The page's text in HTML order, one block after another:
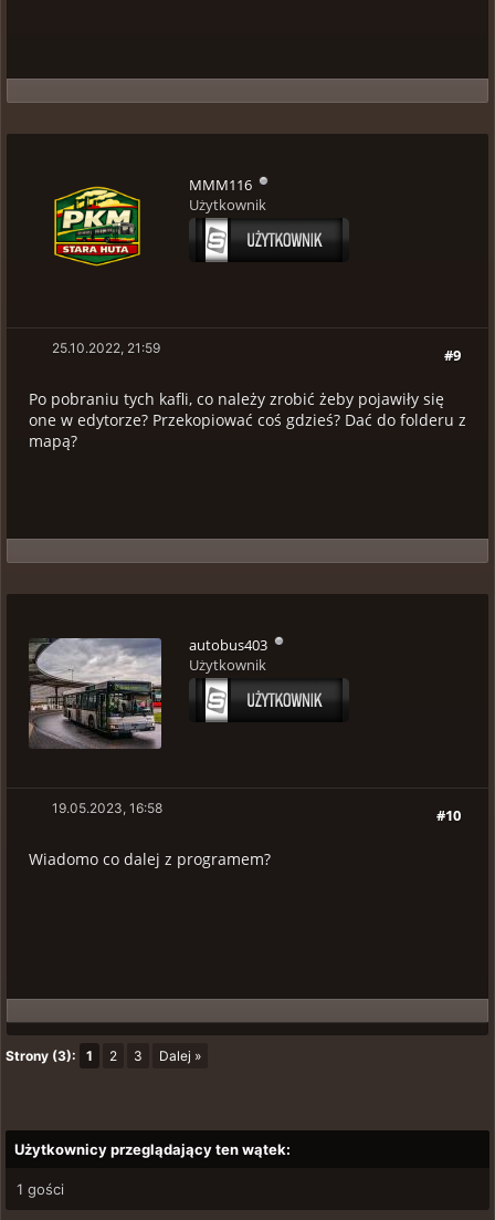
MMM116
Użytkownik
#9
25.10.2022, 21:59
Po pobraniu tych kafli, co należy zrobić żeby pojawiły się
one w edytorze? Przekopiować coś gdzieś? Dać do folderu z
mapą?
autobus403
Użytkownik
#10
19.05.2023, 16:58
Wiadomo co dalej z programem?
Strony (3): 1 2 3 Dalej »
Użytkownicy przeglądający ten wątek:
1 gości